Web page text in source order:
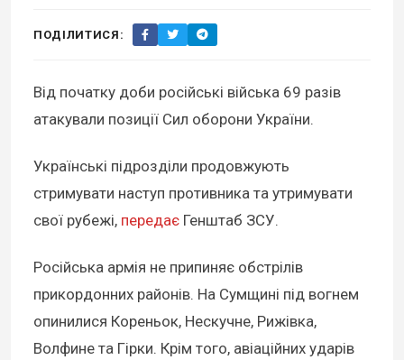
ПОДІЛИТИСЯ:
Від початку доби російські війська 69 разів
атакували позиції Сил оборони України.
Українські підрозділи продовжують
стримувати наступ противника та утримувати
свої рубежі, передає Генштаб ЗСУ.
Російська армія не припиняє обстрілів
прикордонних районів. На Сумщині під вогнем
опинилися Кореньок, Нескучне, Рижівка,
Волфине та Гірки. Крім того, авіаційних ударів